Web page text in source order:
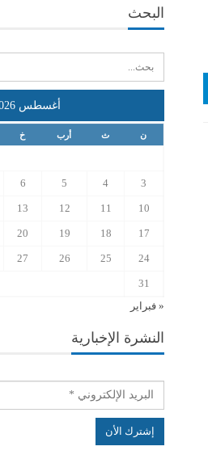
البحث
أغسطس 2026
ن ث أرب خ
3
4
5
6
10
11
12
13
17
18
19
20
24
25
26
27
31
« فبراير
النشرة الإخبارية